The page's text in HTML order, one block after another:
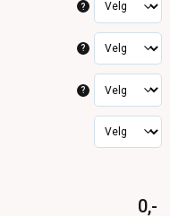
?
?
?
0,-